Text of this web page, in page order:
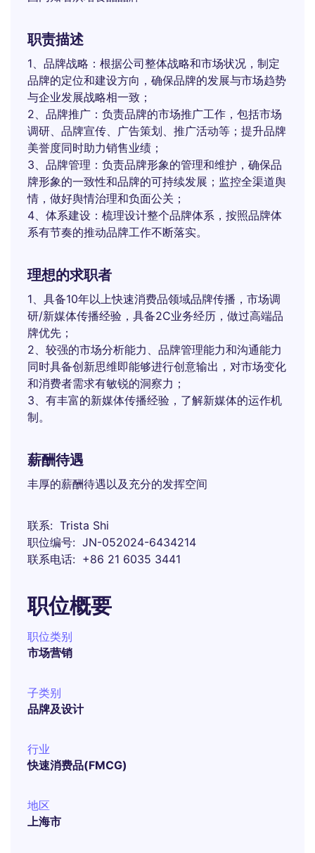
职责描述
1、品牌战略：根据公司整体战略和市场状况，制定
品牌的定位和建设方向，确保品牌的发展与市场趋势
与企业发展战略相一致；
2、品牌推广：负责品牌的市场推广工作，包括市场
调研、品牌宣传、广告策划、推广活动等；提升品牌
美誉度同时助力销售业绩；
3、品牌管理：负责品牌形象的管理和维护，确保品
牌形象的一致性和品牌的可持续发展；监控全渠道舆
情，做好舆情治理和负面公关；
4、体系建设：梳理设计整个品牌体系，按照品牌体
系有节奏的推动品牌工作不断落实。
理想的求职者
1、具备10年以上快速消费品领域品牌传播，市场调
研/新媒体传播经验，具备2C业务经历，做过高端品
牌优先；
2、较强的市场分析能力、品牌管理能力和沟通能力
同时具备创新思维即能够进行创意输出，对市场变化
和消费者需求有敏锐的洞察力；
3、有丰富的新媒体传播经验，了解新媒体的运作机
制。
薪酬待遇
丰厚的薪酬待遇以及充分的发挥空间
联系
Trista Shi
职位编号
JN-052024-6434214
联系电话
+86 21 6035 3441
职位概要
职位类别
市场营销
子类别
品牌及设计
行业
快速消费品(FMCG)
地区
上海市